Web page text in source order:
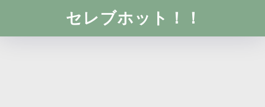
セレブホット！！